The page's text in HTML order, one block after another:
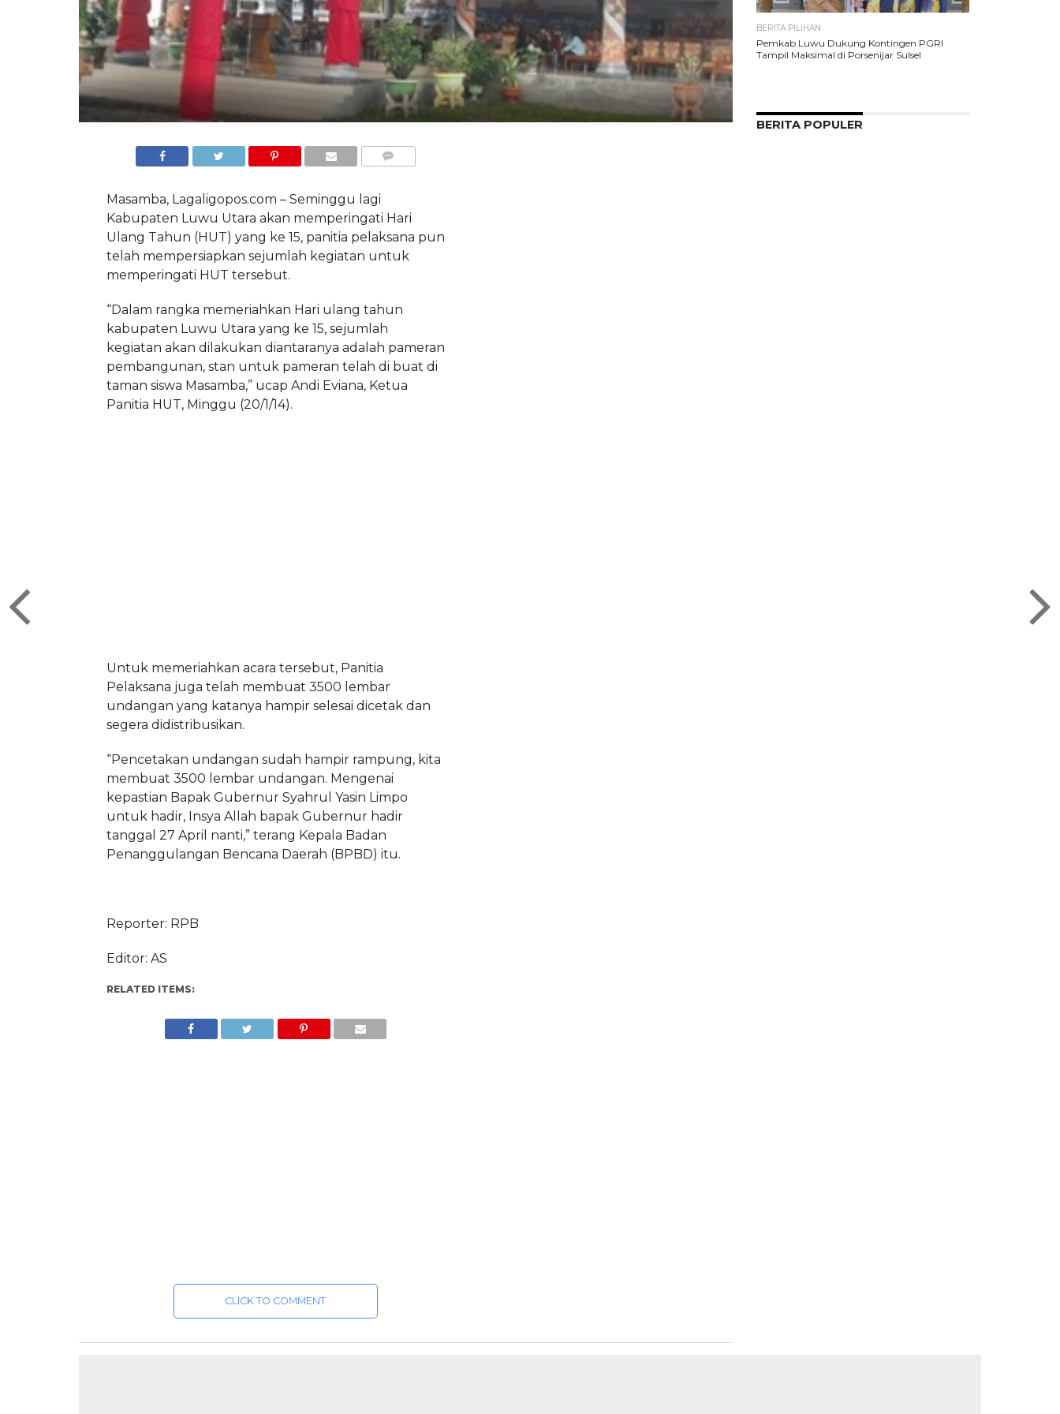
Masamba, Lagaligopos.com – Seminggu lagi
Kabupaten Luwu Utara akan memperingati Hari
Ulang Tahun (HUT) yang ke 15, panitia pelaksana pun
telah mempersiapkan sejumlah kegiatan untuk
memperingati HUT tersebut.
“Dalam rangka memeriahkan Hari ulang tahun
kabupaten Luwu Utara yang ke 15, sejumlah
kegiatan akan dilakukan diantaranya adalah pameran
pembangunan, stan untuk pameran telah di buat di
taman siswa Masamba,” ucap Andi Eviana, Ketua
Panitia HUT, Minggu (20/1/14).
Untuk memeriahkan acara tersebut, Panitia
Pelaksana juga telah membuat 3500 lembar
undangan yang katanya hampir selesai dicetak dan
segera didistribusikan.
“Pencetakan undangan sudah hampir rampung, kita
membuat 3500 lembar undangan. Mengenai
kepastian Bapak Gubernur Syahrul Yasin Limpo
untuk hadir, Insya Allah bapak Gubernur hadir
tanggal 27 April nanti,” terang Kepala Badan
Penanggulangan Bencana Daerah (BPBD) itu.
Reporter: RPB
Editor: AS
RELATED ITEMS:
CLICK TO COMMENT
BERITA PILIHAN
Pemkab Luwu Dukung Kontingen PGRI
Tampil Maksimal di Porsenijar Sulsel
BERITA POPULER